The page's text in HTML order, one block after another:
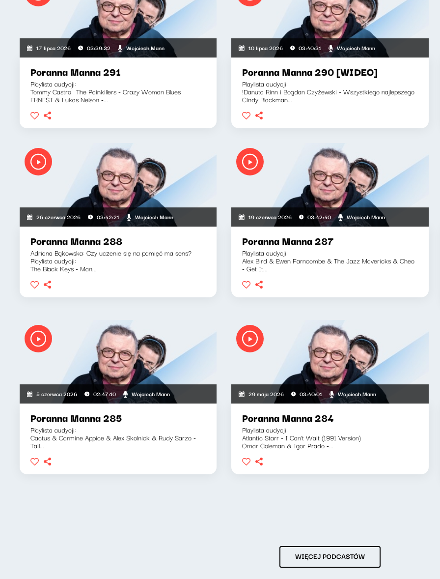
17 lipca 2026 03:39:32 Wojciech Mann
Poranna Manna 291
Playlista audycji:
Tommy Castro`The Painkillers - Crazy Woman Blues
ERNEST & Lukas Nelson -...
10 lipca 2026 03:40:31 Wojciech Mann
Poranna Manna 290 [WIDEO]
Playlista audycji:
!Danuta Rinn i Bogdan Czyżewski - Wszystkiego najlepszego
Cindy Blackman...
26 czerwca 2026 03:42:21 Wojciech Mann
Poranna Manna 288
Adriana Bąkowska: Czy uczenie się na pamięć ma sens?
Playlista audycji:
The Black Keys - Man...
19 czerwca 2026 03:42:40 Wojciech Mann
Poranna Manna 287
Playlista audycji:
Alex Bird & Ewen Farncombe & The Jazz Mavericks & Cheo
- Get It...
5 czerwca 2026 02:47:10 Wojciech Mann
Poranna Manna 285
Playlista audycji:
Cactus & Carmine Appice & Alex Skolnick & Rudy Sarzo -
Tail...
29 maja 2026 03:40:01 Wojciech Mann
Poranna Manna 284
Playlista audycji:
Atlantic Starr - I Can't Wait (1991 Version)
Omar Coleman & Igor Prado -...
WIĘCEJ PODCASTÓW